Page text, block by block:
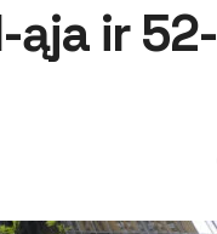
ąja ir 52-